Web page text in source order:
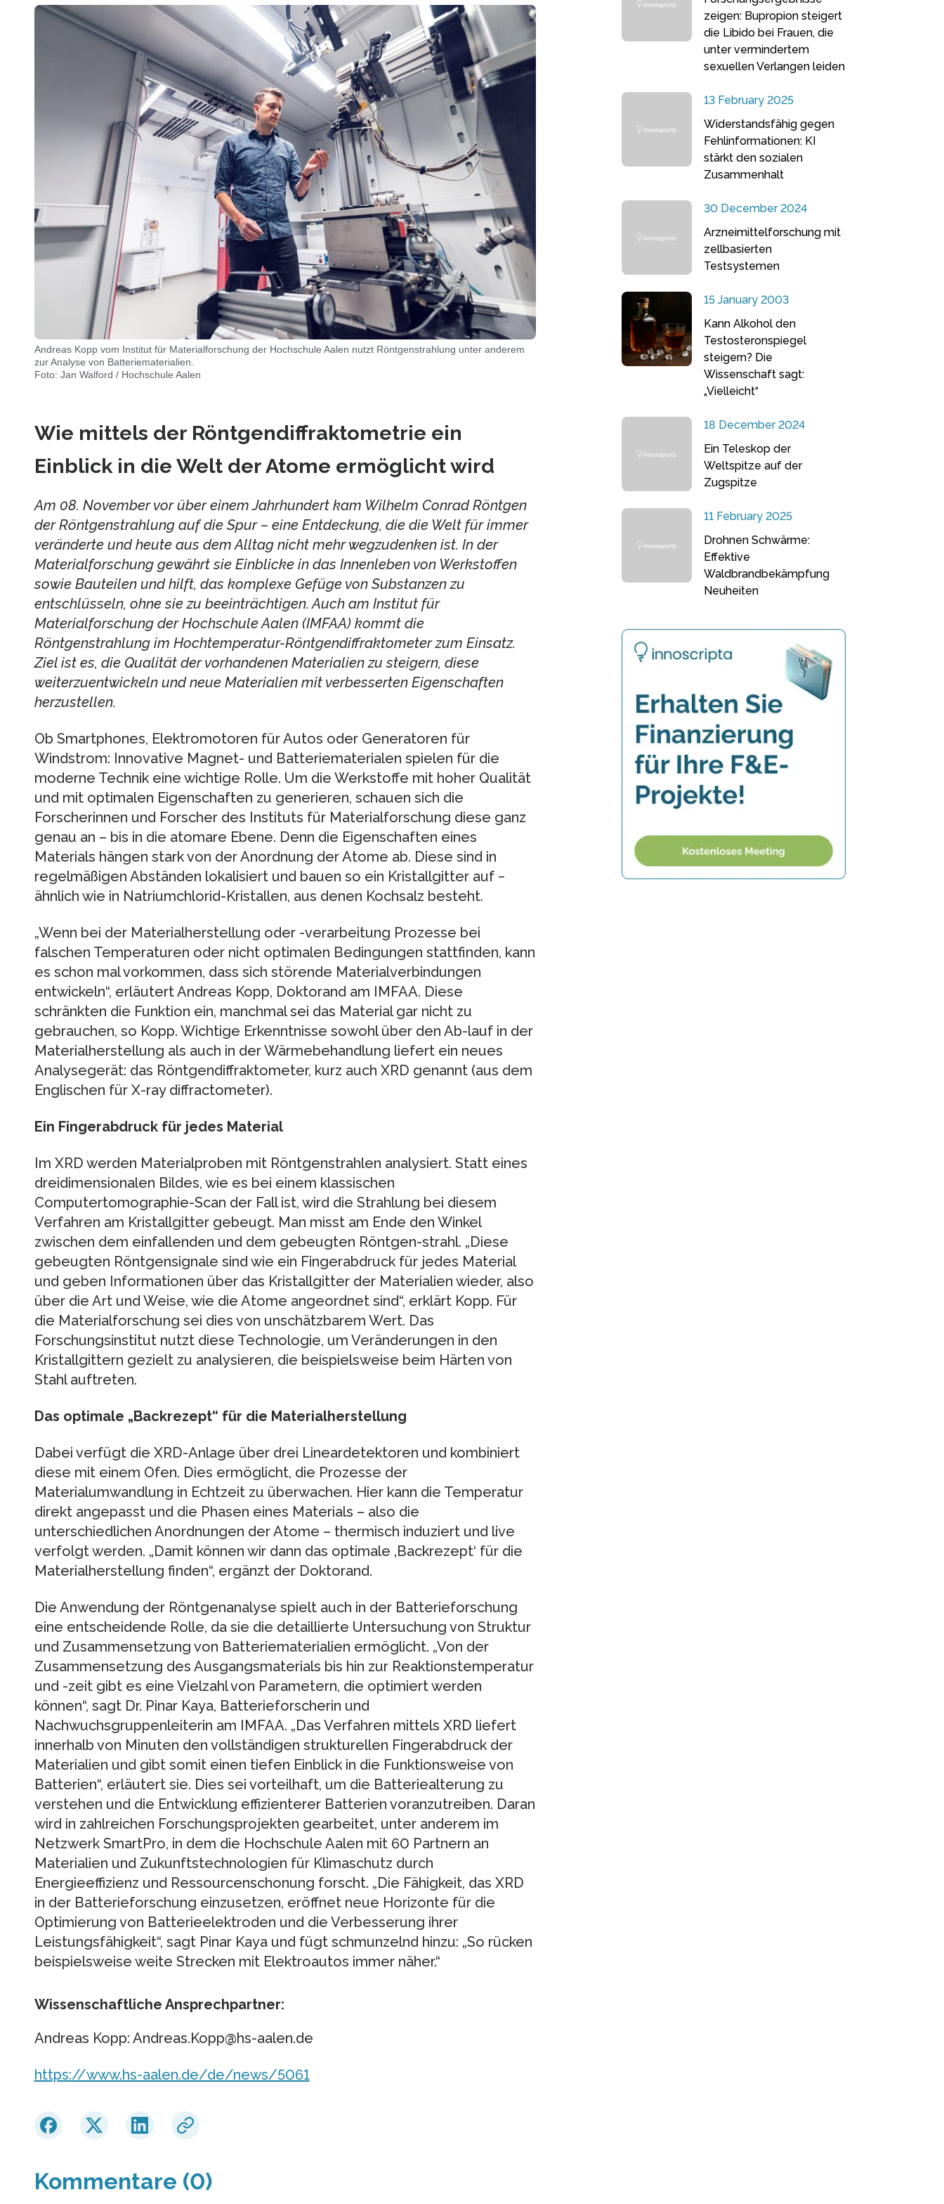
Andreas Kopp vom Institut für Materialforschung der Hochschule Aalen nutzt Röntgenstrahlung unter anderem
zur Analyse von Batteriematerialien.
Foto: Jan Walford / Hochschule Aalen
Wie mittels der Röntgendiffraktometrie ein
Einblick in die Welt der Atome ermöglicht wird
Am 08. November vor über einem Jahrhundert kam Wilhelm Conrad Röntgen
der Röntgenstrahlung auf die Spur – eine Entdeckung, die die Welt für immer
veränderte und heute aus dem Alltag nicht mehr wegzudenken ist. In der
Materialforschung gewährt sie Einblicke in das Innenleben von Werkstoffen
sowie Bauteilen und hilft, das komplexe Gefüge von Substanzen zu
entschlüsseln, ohne sie zu beeinträchtigen. Auch am Institut für
Materialforschung der Hochschule Aalen (IMFAA) kommt die
Röntgenstrahlung im Hochtemperatur-Röntgendiffraktometer zum Einsatz.
Ziel ist es, die Qualität der vorhandenen Materialien zu steigern, diese
weiterzuentwickeln und neue Materialien mit verbesserten Eigenschaften
herzustellen.
Ob Smartphones, Elektromotoren für Autos oder Generatoren für
Windstrom: Innovative Magnet- und Batteriematerialen spielen für die
moderne Technik eine wichtige Rolle. Um die Werkstoffe mit hoher Qualität
und mit optimalen Eigenschaften zu generieren, schauen sich die
Forscherinnen und Forscher des Instituts für Materialforschung diese ganz
genau an – bis in die atomare Ebene. Denn die Eigenschaften eines
Materials hängen stark von der Anordnung der Atome ab. Diese sind in
regelmäßigen Abständen lokalisiert und bauen so ein Kristallgitter auf −
ähnlich wie in Natriumchlorid-Kristallen, aus denen Kochsalz besteht.
„Wenn bei der Materialherstellung oder -verarbeitung Prozesse bei
falschen Temperaturen oder nicht optimalen Bedingungen stattfinden, kann
es schon mal vorkommen, dass sich störende Materialverbindungen
entwickeln“, erläutert Andreas Kopp, Doktorand am IMFAA. Diese
schränkten die Funktion ein, manchmal sei das Material gar nicht zu
gebrauchen, so Kopp. Wichtige Erkenntnisse sowohl über den Ab-lauf in der
Materialherstellung als auch in der Wärmebehandlung liefert ein neues
Analysegerät: das Röntgendiffraktometer, kurz auch XRD genannt (aus dem
Englischen für X-ray diffractometer).
Ein Fingerabdruck für jedes Material
Im XRD werden Materialproben mit Röntgenstrahlen analysiert. Statt eines
dreidimensionalen Bildes, wie es bei einem klassischen
Computertomographie-Scan der Fall ist, wird die Strahlung bei diesem
Verfahren am Kristallgitter gebeugt. Man misst am Ende den Winkel
zwischen dem einfallenden und dem gebeugten Röntgen-strahl. „Diese
gebeugten Röntgensignale sind wie ein Fingerabdruck für jedes Material
und geben Informationen über das Kristallgitter der Materialien wieder, also
über die Art und Weise, wie die Atome angeordnet sind“, erklärt Kopp. Für
die Materialforschung sei dies von unschätzbarem Wert. Das
Forschungsinstitut nutzt diese Technologie, um Veränderungen in den
Kristallgittern gezielt zu analysieren, die beispielsweise beim Härten von
Stahl auftreten.
Das optimale „Backrezept“ für die Materialherstellung
Dabei verfügt die XRD-Anlage über drei Lineardetektoren und kombiniert
diese mit einem Ofen. Dies ermöglicht, die Prozesse der
Materialumwandlung in Echtzeit zu überwachen. Hier kann die Temperatur
direkt angepasst und die Phasen eines Materials – also die
unterschiedlichen Anordnungen der Atome – thermisch induziert und live
verfolgt werden. „Damit können wir dann das optimale ‚Backrezept‘ für die
Materialherstellung finden“, ergänzt der Doktorand.
Die Anwendung der Röntgenanalyse spielt auch in der Batterieforschung
eine entscheidende Rolle, da sie die detaillierte Untersuchung von Struktur
und Zusammensetzung von Batteriematerialien ermöglicht. „Von der
Zusammensetzung des Ausgangsmaterials bis hin zur Reaktionstemperatur
und -zeit gibt es eine Vielzahl von Parametern, die optimiert werden
können“, sagt Dr. Pinar Kaya, Batterieforscherin und
Nachwuchsgruppenleiterin am IMFAA. „Das Verfahren mittels XRD liefert
innerhalb von Minuten den vollständigen strukturellen Fingerabdruck der
Materialien und gibt somit einen tiefen Einblick in die Funktionsweise von
Batterien“, erläutert sie. Dies sei vorteilhaft, um die Batteriealterung zu
verstehen und die Entwicklung effizienterer Batterien voranzutreiben. Daran
wird in zahlreichen Forschungsprojekten gearbeitet, unter anderem im
Netzwerk SmartPro, in dem die Hochschule Aalen mit 60 Partnern an
Materialien und Zukunftstechnologien für Klimaschutz durch
Energieeffizienz und Ressourcenschonung forscht. „Die Fähigkeit, das XRD
in der Batterieforschung einzusetzen, eröffnet neue Horizonte für die
Optimierung von Batterieelektroden und die Verbesserung ihrer
Leistungsfähigkeit“, sagt Pinar Kaya und fügt schmunzelnd hinzu: „So rücken
beispielsweise weite Strecken mit Elektroautos immer näher.“
Wissenschaftliche Ansprechpartner:
Andreas Kopp: Andreas.Kopp@hs-aalen.de
https://www.hs-aalen.de/de/news/5061
Kommentare (0)
zeigen: Bupropion steigert
die Libido bei Frauen, die
unter vermindertem
sexuellen Verlangen leiden
13 February 2025
Widerstandsfähig gegen
Fehlinformationen: KI
stärkt den sozialen
Zusammenhalt
30 December 2024
Arzneimittelforschung mit
zellbasierten
Testsystemen
15 January 2003
Kann Alkohol den
Testosteronspiegel
steigern? Die
Wissenschaft sagt:
„Vielleicht“
18 December 2024
Ein Teleskop der
Weltspitze auf der
Zugspitze
11 February 2025
Drohnen Schwärme:
Effektive
Waldbrandbekämpfung
Neuheiten